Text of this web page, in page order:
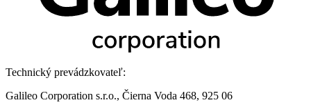
Technický prevádzkovateľ:
Galileo Corporation s.r.o., Čierna Voda 468, 925 06